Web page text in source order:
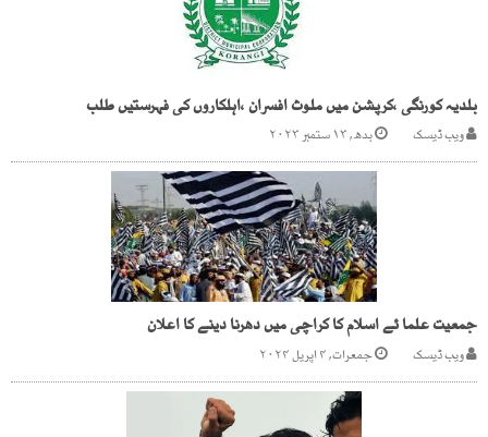
بلدیہ کورنگی ،کرپشن میں ملوث افسران ،اہلکاروں کی فہرستیں طلب
ویب ڈیسک بدھ, ۱۳ ستمبر ۲۰۲۳
جمعیت علما ئے اسلام کا کراچی میں دھرنا دینے کا اعلان
ویب ڈیسک جمعرات, ۴ اپریل ۲۰۲۴